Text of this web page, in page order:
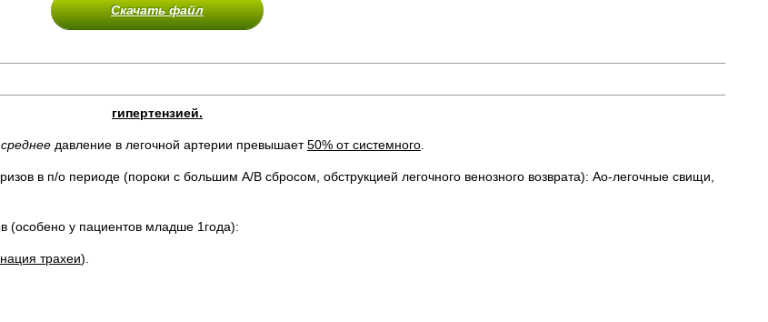
Скачать файл
гипертензией.
среднее давление в легочной артерии превышает50% от системного
в п/о периоде (пороки с большим А/В сбросом, обструкцией легочного венозного возврата): Ао-легочные свищи,
(особено у пациентов младше 1года):
трахеи).